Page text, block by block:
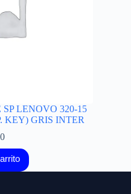
LENOVO 320-15
KEY) GRIS INTER